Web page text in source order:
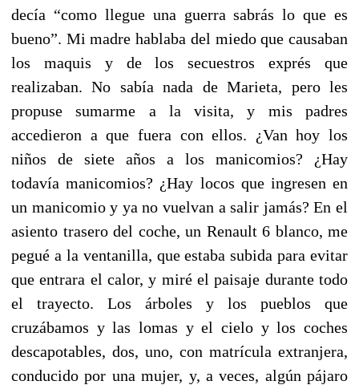
decía “como llegue una guerra sabrás lo que es
bueno”. Mi madre hablaba del miedo que causaban
los maquis y de los secuestros exprés que
realizaban. No sabía nada de Marieta, pero les
propuse sumarme a la visita, y mis padres
accedieron a que fuera con ellos. ¿Van hoy los
niños de siete años a los manicomios? ¿Hay
todavía manicomios? ¿Hay locos que ingresen en
un manicomio y ya no vuelvan a salir jamás? En el
asiento trasero del coche, un Renault 6 blanco, me
pegué a la ventanilla, que estaba subida para evitar
que entrara el calor, y miré el paisaje durante todo
el trayecto. Los árboles y los pueblos que
cruzábamos y las lomas y el cielo y los coches
descapotables, dos, uno, con matrícula extranjera,
conducido por una mujer, y, a veces, algún pájaro